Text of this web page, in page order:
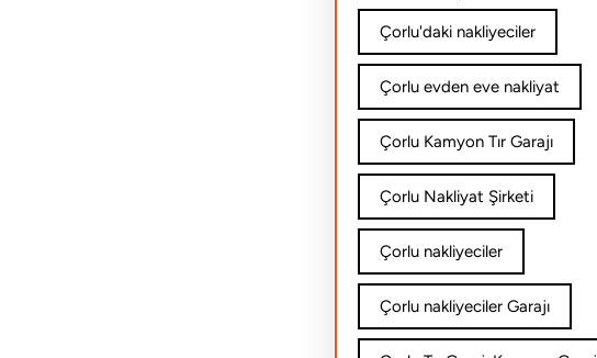
Çorlu'daki nakliyeciler
Çorlu evden eve nakliyat
Çorlu Kamyon Tır Garajı
Çorlu Nakliyat Şirketi
Çorlu nakliyeciler
Çorlu nakliyeciler Garajı